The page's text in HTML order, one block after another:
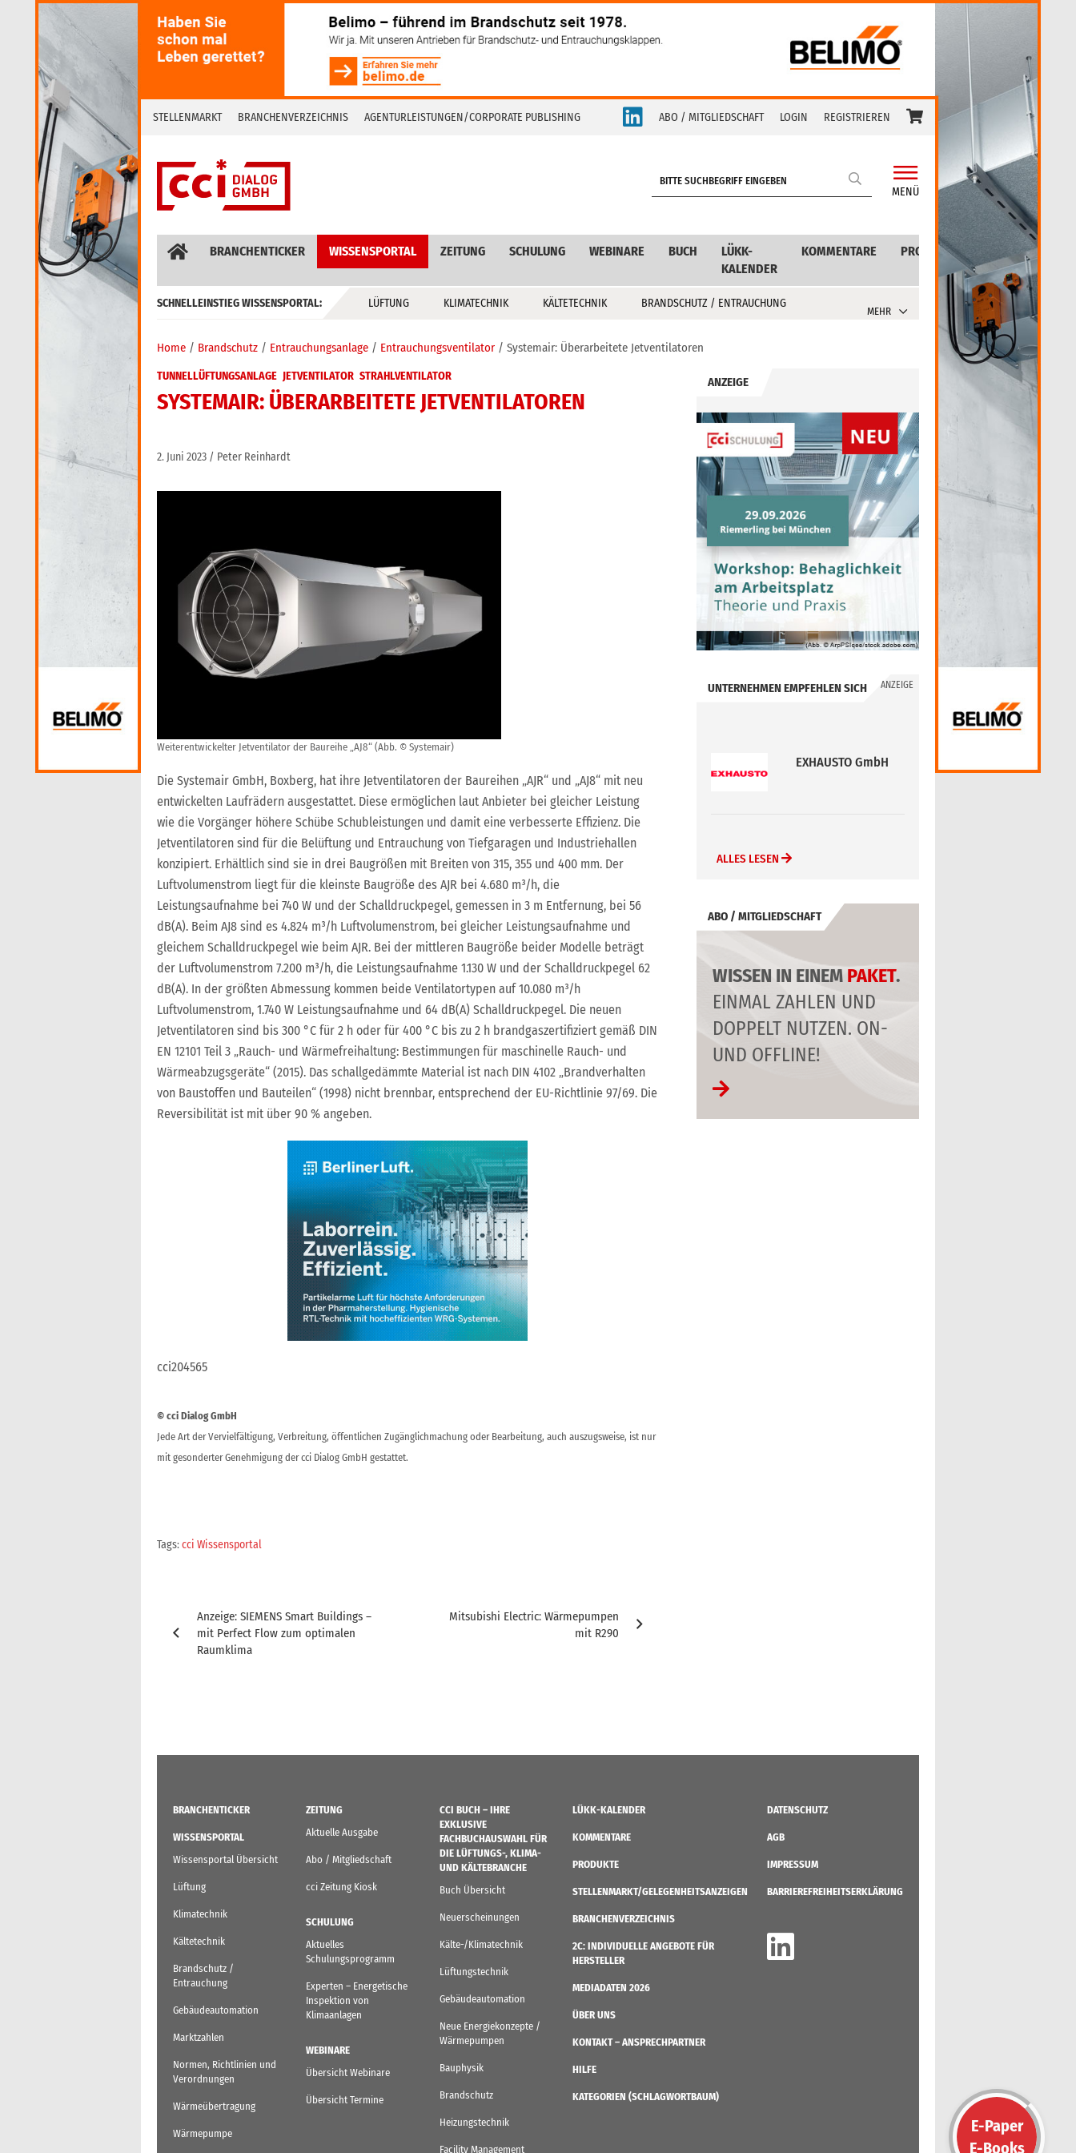
to
content
STELLENMARKT BRANCHENVERZEICHNIS AGENTURLEISTUNGEN/CORPORATE PUBLISHING ABO / MITGLIEDSCHAFT LOGIN REGISTRIEREN
MENÜ
BRANCHENTICKER WISSENSPORTAL ZEITUNG SCHULUNG WEBINARE BUCH
LÜKK-
KALENDER
KOMMENTARE PRODUKTE
SCHNELLEINSTIEG WISSENSPORTAL: LÜFTUNG KLIMATECHNIK KÄLTETECHNIK BRANDSCHUTZ / ENTRAUCHUNG
MEHR
Home Brandschutz Entrauchungsanlage Entrauchungsventilator Systemair: Überarbeitete Jetventilatoren
TUNNELLÜFTUNGSANLAGE JETVENTILATOR STRAHLVENTILATOR
SYSTEMAIR: ÜBERARBEITETE JETVENTILATOREN
2. Juni 2023 Peter Reinhardt
Weiterentwickelter Jetventilator der Baureihe „AJ8“ (Abb. © Systemair)
Die Systemair GmbH, Boxberg, hat ihre Jetventilatoren der Baureihen „AJR“ und „AJ8“ mit neu
entwickelten Laufrädern ausgestattet. Diese ermöglichen laut Anbieter bei gleicher Leistung
wie die Vorgänger höhere Schübe Schubleistungen und damit eine verbesserte Effizienz. Die
Jetventilatoren sind für die Belüftung und Entrauchung von Tiefgaragen und Industriehallen
konzipiert. Erhältlich sind sie in drei Baugrößen mit Breiten von 315, 355 und 400 mm. Der
Luftvolumenstrom liegt für die kleinste Baugröße des AJR bei 4.680 m³/h, die
Leistungsaufnahme bei 740 W und der Schalldruckpegel, gemessen in 3 m Entfernung, bei 56
dB(A). Beim AJ8 sind es 4.824 m³/h Luftvolumenstrom, bei gleicher Leistungsaufnahme und
gleichem Schalldruckpegel wie beim AJR. Bei der mittleren Baugröße beider Modelle beträgt
der Luftvolumenstrom 7.200 m³/h, die Leistungsaufnahme 1.130 W und der Schalldruckpegel 62
dB(A). In der größten Abmessung kommen beide Ventilatortypen auf 10.080 m³/h
Luftvolumenstrom, 1.740 W Leistungsaufnahme und 64 dB(A) Schalldruckpegel. Die neuen
Jetventilatoren sind bis 300 °C für 2 h oder für 400 °C bis zu 2 h brandgaszertifiziert gemäß DIN
EN 12101 Teil 3 „Rauch- und Wärmefreihaltung: Bestimmungen für maschinelle Rauch- und
Wärmeabzugsgeräte“ (2015). Das schallgedämmte Material ist nach DIN 4102 „Brandverhalten
von Baustoffen und Bauteilen“ (1998) nicht brennbar, entsprechend der EU-Richtlinie 97/69. Die
Reversibilität ist mit über 90 % angeben.
cci204565
© cci Dialog GmbH
Jede Art der Vervielfältigung, Verbreitung, öffentlichen Zugänglichmachung oder Bearbeitung, auch auszugsweise, ist nur
mit gesonderter Genehmigung der cci Dialog GmbH gestattet.
Tags:cci Wissensportal
Anzeige: SIEMENS Smart Buildings –
mit Perfect Flow zum optimalen
Raumklima
Mitsubishi Electric: Wärmepumpen
mit R290
ANZEIGE
UNTERNEHMEN EMPFEHLEN SICH ANZEIGE
EXHAUSTO GmbH
ALLES LESEN
ABO / MITGLIEDSCHAFT
WISSEN IN EINEM PAKET.
EINMAL ZAHLEN UND
DOPPELT NUTZEN. ON-
UND OFFLINE!
BRANCHENTICKER
WISSENSPORTAL
Wissensportal Übersicht
Lüftung
Klimatechnik
Kältetechnik
Brandschutz /
Entrauchung
Gebäudeautomation
Marktzahlen
Normen, Richtlinien und
Verordnungen
Wärmeübertragung
Wärmepumpe
ZEITUNG
Aktuelle Ausgabe
Abo / Mitgliedschaft
cci Zeitung Kiosk
SCHULUNG
Aktuelles
Schulungsprogramm
Experten – Energetische
Inspektion von
Klimaanlagen
WEBINARE
Übersicht Webinare
Übersicht Termine
CCI BUCH – IHRE
EXKLUSIVE
FACHBUCHAUSWAHL FÜR
DIE LÜFTUNGS-, KLIMA-
UND KÄLTEBRANCHE
Buch Übersicht
Neuerscheinungen
Kälte-/Klimatechnik
Lüftungstechnik
Gebäudeautomation
Neue Energiekonzepte /
Wärmepumpen
Bauphysik
Brandschutz
Heizungstechnik
Facility Management
LÜKK-KALENDER
KOMMENTARE
PRODUKTE
STELLENMARKT/GELEGENHEITSANZEIGEN
BRANCHENVERZEICHNIS
2C: INDIVIDUELLE ANGEBOTE FÜR
HERSTELLER
MEDIADATEN 2026
ÜBER UNS
KONTAKT – ANSPRECHPARTNER
HILFE
KATEGORIEN (SCHLAGWORTBAUM)
DATENSCHUTZ
AGB
IMPRESSUM
BARRIEREFREIHEITSERKLÄRUNG
E-Paper
E-Books